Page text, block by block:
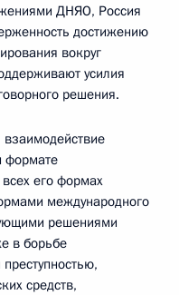
ДНЯО, Россия
достижению
вокруг
усилия
решения.
формате
его формах
международного
решениями
в борьбе
средств,